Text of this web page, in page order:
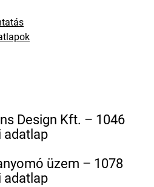
Design Kft. – 1046
adatlap
üzem – 1078
adatlap